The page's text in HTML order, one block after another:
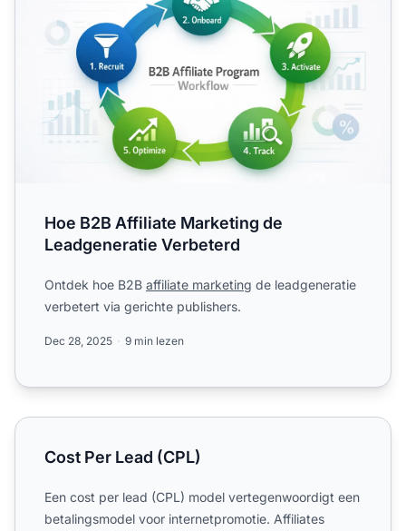
Hoe B2B Affiliate Marketing de
Leadgeneratie Verbeterd
Ontdek hoe B2B affiliate marketing de leadgeneratie
verbetert via gerichte publishers.
Dec 28, 2025 9 min lezen
Cost Per Lead (CPL)
Cost Per Lead (CPL)
Een cost per lead (CPL) model vertegenwoordigt een
betalingsmodel voor internetpromotie. Affiliates